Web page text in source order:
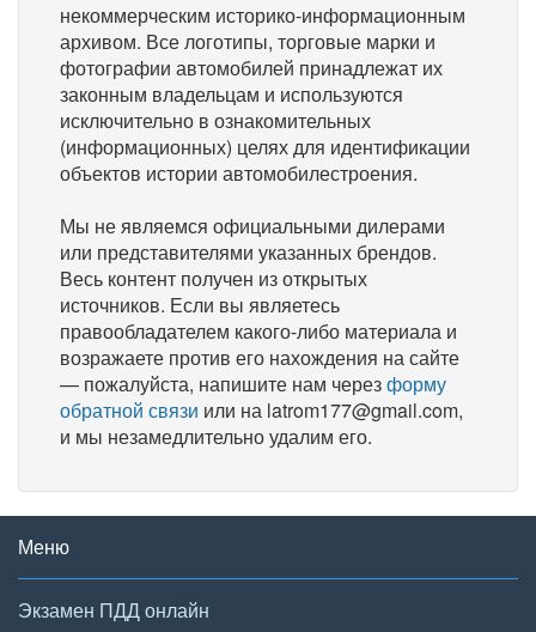
некоммерческим историко-информационным
архивом. Все логотипы, торговые марки и
фотографии автомобилей принадлежат их
законным владельцам и используются
исключительно в ознакомительных
(информационных) целях для идентификации
объектов истории автомобилестроения.
Мы не являемся официальными дилерами
или представителями указанных брендов.
Весь контент получен из открытых
источников. Если вы являетесь
правообладателем какого-либо материала и
возражаете против его нахождения на сайте
— пожалуйста, напишите нам черезформу
обратной связи или на latrom177@gmail.com,
и мы незамедлительно удалим его.
Меню
Экзамен ПДД онлайн